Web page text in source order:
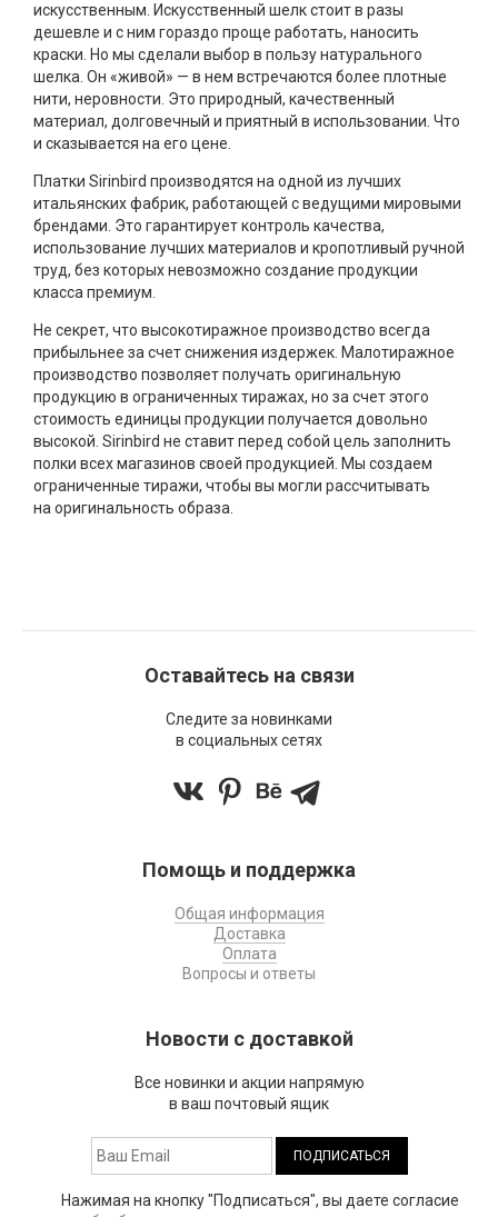
искусственным. Искусственный шелк стоит в разы
дешевле и с ним гораздо проще работать, наносить
краски. Но мы сделали выбор в пользу натурального
шелка. Он «живой» — в нем встречаются более плотные
нити, неровности. Это природный, качественный
материал, долговечный и приятный в использовании. Что
и сказывается на его цене.
Платки Sirinbird производятся на одной из лучших
итальянских фабрик, работающей с ведущими мировыми
брендами. Это гарантирует контроль качества,
использование лучших материалов и кропотливый ручной
труд, без которых невозможно создание продукции
класса премиум.
Не секрет, что высокотиражное производство всегда
прибыльнее за счет снижения издержек. Малотиражное
производство позволяет получать оригинальную
продукцию в ограниченных тиражах, но за счет этого
стоимость единицы продукции получается довольно
высокой. Sirinbird не ставит перед собой цель заполнить
полки всех магазинов своей продукцией. Мы создаем
ограниченные тиражи, чтобы вы могли рассчитывать
на оригинальность образа.
Оставайтесь на связи
Следите за новинками
в социальных сетях
Помощь и поддержка
Общая информация
Доставка
Оплата
Вопросы и ответы
Новости с доставкой
Все новинки и акции напрямую
в ваш почтовый ящик
Нажимая на кнопку "Подписаться", вы даете согласие